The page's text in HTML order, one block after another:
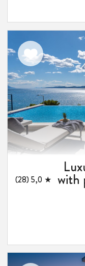
with
★ 5,0 (28)